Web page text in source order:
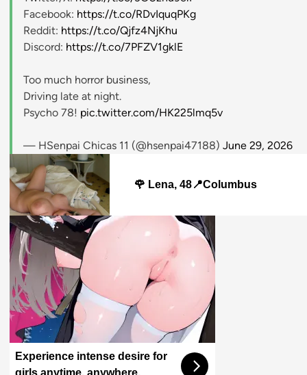
Facebook: https://t.co/RDvIquqPKg
Reddit: https://t.co/Qjfz4NjKhu
Discord: https://t.co/7PFZV1gklE
Too much horror business,
Driving late at night.
Psycho 78! pic.twitter.com/HK225lmq5v
— HSenpai Chicas 11 (@hsenpai47188) June 29, 2026
🌹 Lena, 48📍Columbus
Experience intense desire for